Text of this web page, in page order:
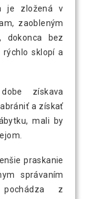
je zložená v
zaobleným
dokonca bez
rýchlo sklopí a
získava
a získať
mali by
praskanie
správaním
z